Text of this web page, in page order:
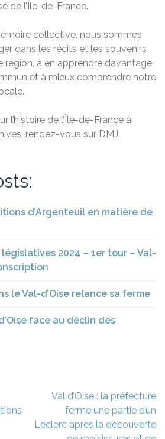
de l’Île-de-France.
collective, nous sommes
dans les récits et les souvenirs
région, à en apprendre davantage
et à mieux comprendre notre
l’histoire de l’Île-de-France à
rendez-vous sur DMJ
d’Argenteuil en matière de
2024 – 1er tour – Val-
le Val-d’Oise relance sa ferme
face au déclin des
Val d’Oise : la préfecture
ferme une partie d’un
Leclerc après la découverte